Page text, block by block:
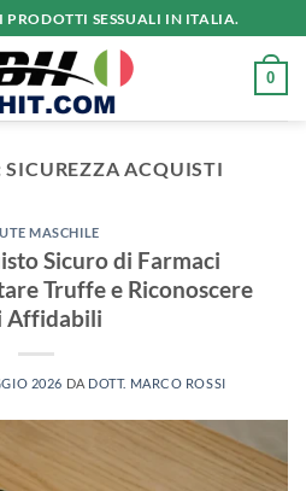
PRODOTTI SESSUALI IN ITALIA.
0
SICUREZZA ACQUISTI
MASCHILE
Sicuro di Farmaci
Truffe e Riconoscere
Affidabili
2026 DA DOTT. MARCO ROSSI